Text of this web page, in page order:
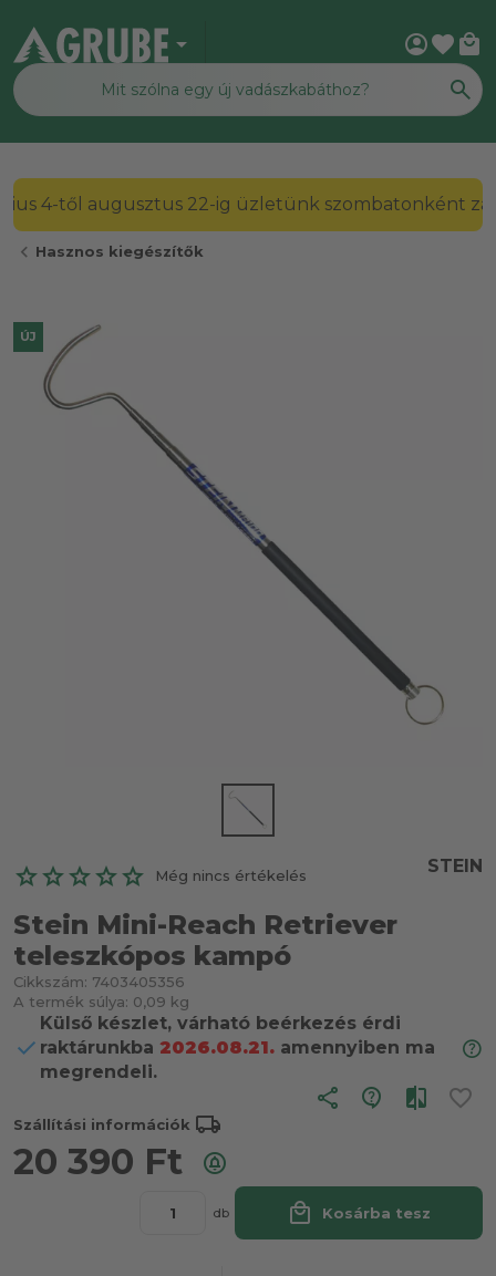
arrow_drop_down account_circlefavorite local_mall
2026. július 4-től augusztus 22-ig üzletünk
chevron_left Hasznos kiegészítők
ÚJ
Még nincs értékelés STEIN
Stein Mini-Reach Retriever
teleszkópos kampó
Cikkszám: 7403405356
A termék súlya: 0,09 kg
Külső készlet, várható beérkezés érdi
raktárunkba 2026.08.21. amennyiben ma
megrendeli.
share
Szállítási információk local_shipping
20 390 Ft
db local_mall Kosárba tesz